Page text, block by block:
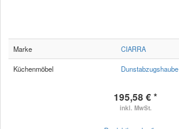
Marke CIARRA
Küchenmöbel Dunstabzugshaube
195,58 € *
inkl. MwSt.